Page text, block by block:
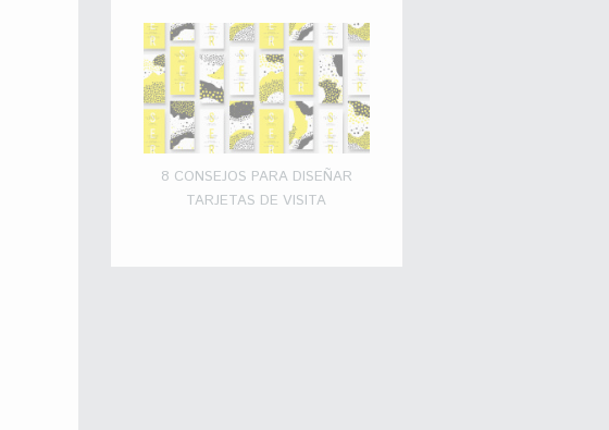
8 CONSEJOS PARA DISEÑAR
TARJETAS DE VISITA